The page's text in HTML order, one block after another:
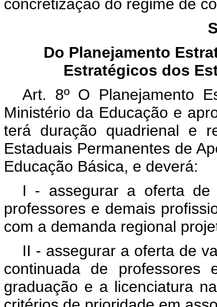
concretização do regime de
Do Planejamento
Estratégicos dos
Art. 8º O Planejamento
Ministério da Educação e
terá duração quadrienal e
Estaduais Permanentes de
Educação Básica, e deverá:
I - assegurar a oferta de
professores e demais
com a demanda regional
II - assegurar a oferta de
continuada de
graduação e a licenciatura